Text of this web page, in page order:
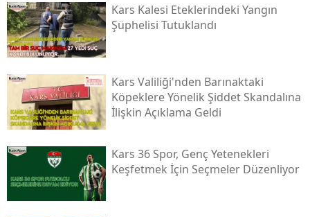
Tunceli
Şanlıurfa
Van
Kars Kalesi Eteklerindeki Yangın
Şüphelisi Tutuklandı
Kars Valiliği'nden Barınaktaki
Köpeklere Yönelik Şiddet Skandalına
İlişkin Açıklama Geldi
Kars 36 Spor, Genç Yetenekleri
Keşfetmek İçin Seçmeler Düzenliyor